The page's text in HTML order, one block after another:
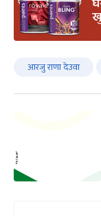
आरजु राणा देउवा